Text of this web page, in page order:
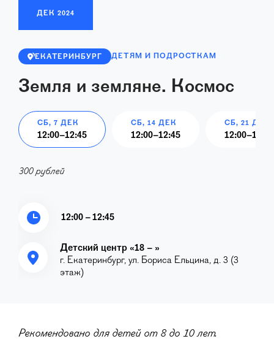
ДЕК 2024
ЕКАТЕРИНБУРГ ДЕТЯМ И ПОДРОСТКАМ
Земля и земляне. Космос
СБ, 7 ДЕК
12:00–12:45
СБ, 14 ДЕК
12:00–12:45
СБ, 21 ДЕК
12:00–12:45
300 рублей
12:00 – 12:45
Детский центр «18 – »
г. Екатеринбург, ул. Бориса Ельцина, д. 3 (3
этаж)
Рекомендовано для детей от 8 до 10 лет.